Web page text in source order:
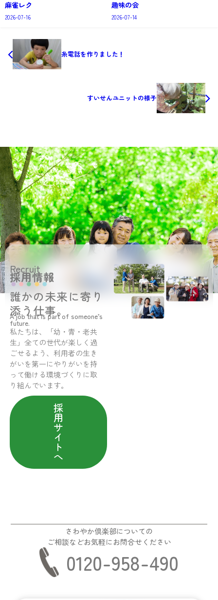
麻雀レク
2026-07-16
趣味の会
2026-07-14
糸電話を作りました！
すいせんユニットの様子
Recruit
採用情報
誰かの未来に寄り
添う仕事。
A job that is part of someone’s
future.
私たちは、「幼・青・老共
生」全ての世代が楽しく過
ごせるよう、利用者の生き
がいを第一にやりがいを持
って働ける環境づくりに取
り組んでいます。
採
用
サ
イ
ト
へ
さわやか倶楽部についての
ご相談などお気軽にお問合せください
0120-958-490